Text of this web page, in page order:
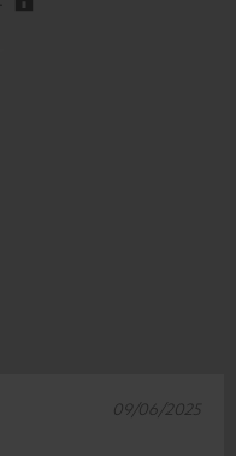
09/06/2025